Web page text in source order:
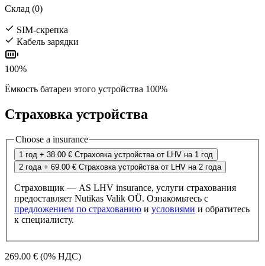
Склад (0)
SIM-скрепка
Кабель зарядки
100%
Ёмкость батареи этого устройства 100%
Страховка устройства
Choose a insurance
1 год + 38.00 € Страховка устройства от LHV на 1 год
2 года + 69.00 € Страховка устройства от LHV на 2 года
Страховщик — AS LHV insurance, услуги страхования
предоставляет Nutikas Valik OÜ. Ознакомьтесь с
предложением по страхованию и условиями и обратитесь
к специалисту.
269.00 € (0% НДС)